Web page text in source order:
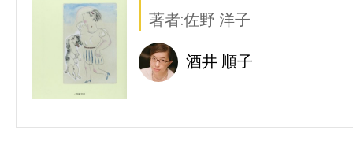
著者:佐野 洋子
酒井 順子